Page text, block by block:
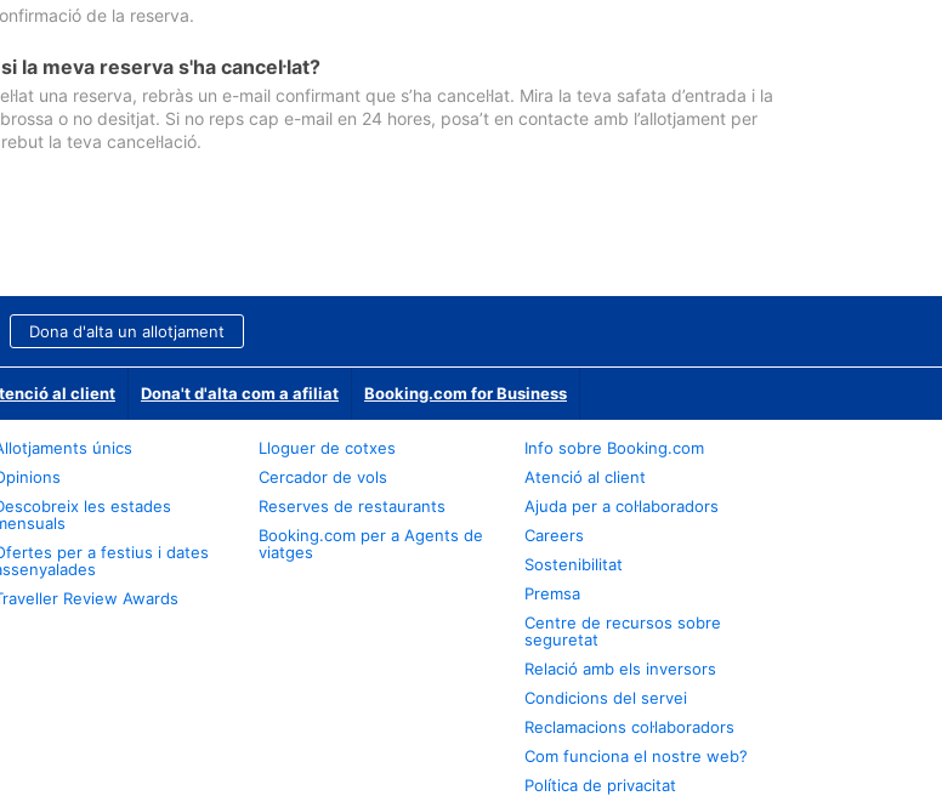
de la reserva.
la meva reserva s'ha cancel·lat?
una reserva, rebràs un e-mail confirmant que s’ha cancel·lat. Mira la teva safata d’entrada i la
o no desitjat. Si no reps cap e-mail en 24 hores, posa’t en contacte amb l’allotjament per
la teva cancel·lació.
Dona d'alta un allotjament
al client Dona't d'alta com a afiliat Booking.com for Business
únics
les estades
per a festius i dates
Review Awards
Lloguer de cotxes
Cercador de vols
Reserves de restaurants
Booking.com per a Agents de
viatges
Info sobre Booking.com
Atenció al client
Ajuda per a col·laboradors
Careers
Sostenibilitat
Premsa
Centre de recursos sobre
seguretat
Relació amb els inversors
Condicions del servei
Reclamacions col·laboradors
Com funciona el nostre web?
Política de privacitat